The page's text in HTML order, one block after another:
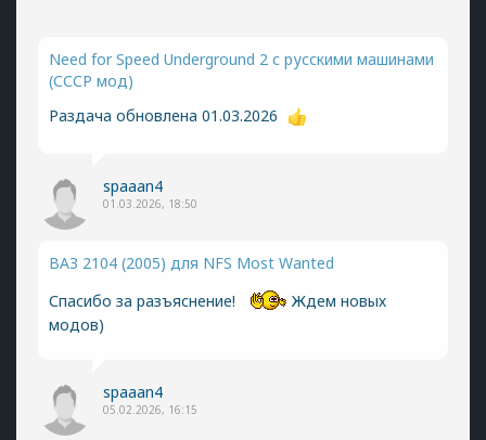
Need for Speed Underground 2 с русскими машинами
(СССР мод)
Раздача обновлена 01.03.2026
spaaan4
01.03.2026, 18:50
ВАЗ 2104 (2005) для NFS Most Wanted
Спасибо за разъяснение!
Ждем новых
модов)
spaaan4
05.02.2026, 16:15